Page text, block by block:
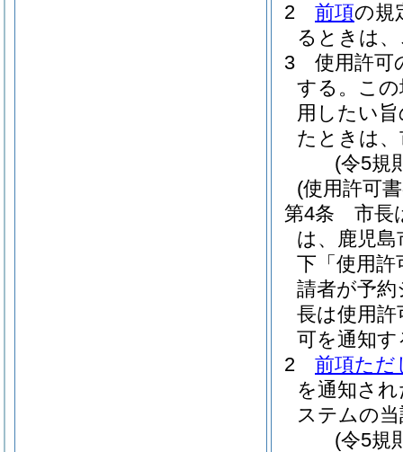
2
前項の規
るときは
3
使用許可
する。 こ
用したい
たときは
(令5規
(使用許可
第4条
市長
は、鹿児
下「使用許
請者が予
長は使用
可を通知
2
前項ただ
を通知さ
ステムの
(令5規